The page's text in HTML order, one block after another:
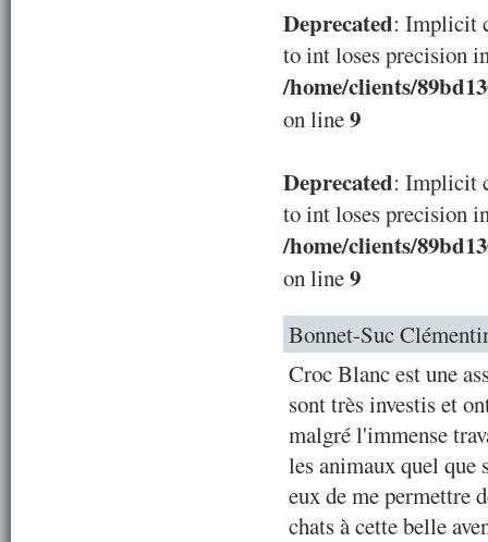
Deprecated: Implicit
to int loses precision
/home/clients/
on line9
Deprecated: Implicit
to int loses precision
/home/clients/
on line9
Bonnet-Suc
Croc Blanc est une
sont très investis et
malgré l'immense
les animaux quel
eux de me permettre
chats à cette belle